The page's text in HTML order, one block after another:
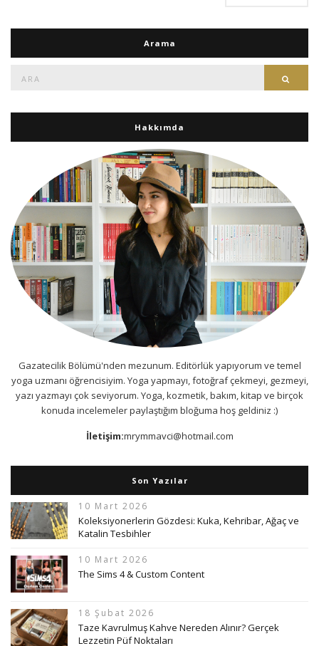
Arama
Hakkımda
Gazatecilik Bölümü'nden mezunum. Editörlük yapıyorum ve temel
yoga uzmanı öğrencisiyim. Yoga yapmayı, fotoğraf çekmeyi, gezmeyi,
yazı yazmayı çok seviyorum. Yoga, kozmetik, bakım, kitap ve birçok
konuda incelemeler paylaştığım bloğuma hoş geldiniz :)
İletişim:mrymmavci@hotmail.com
Son Yazılar
10 Mart 2026
Koleksiyonerlerin Gözdesi: Kuka, Kehribar, Ağaç ve
Katalin Tesbihler
10 Mart 2026
The Sims 4 & Custom Content
18 Şubat 2026
Taze Kavrulmuş Kahve Nereden Alınır? Gerçek
Lezzetin Püf Noktaları